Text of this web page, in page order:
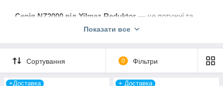
Серія NZ2000 від Yilmaz Reduktor — це потужні та
інтелектуальні векторні перетворювачі частоти,
(Sensorless Vector Control), вони забезпечують ідеальне
утримання швидкості та надвисокий крутний момент
Показати все
Сортування 0 Фільтри
+Доставка + Доставка